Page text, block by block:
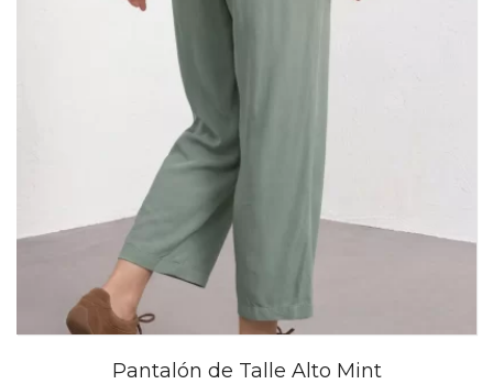
Pantalón de Talle Alto Mint